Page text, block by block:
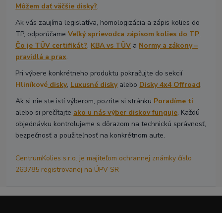
Môžem dať väčšie disky?.
Ak vás zaujíma legislatíva, homologizácia a zápis kolies do
TP, odporúčameVeľký sprievodca zápisom kolies do TP,
Čo je TÜV certifikát?, KBA vs TÜV a Normy a zákony –
pravidlá a prax.
Pri výbere konkrétneho produktu pokračujte do sekcií
Hliníkové disky, Luxusné diskyalebo Disky 4x4 Offroad.
Ak si nie ste istí výberom, pozrite si stránku Poradíme ti
alebo si prečítajte ako u nás výber diskov funguje. Každú
objednávku kontrolujeme s dôrazom na technickú správnosť,
bezpečnosť a použiteľnosť na konkrétnom aute.
CentrumKolies s.r.o. je majiteľom ochrannej známky číslo
263785 registrovanej na ÚPV SR